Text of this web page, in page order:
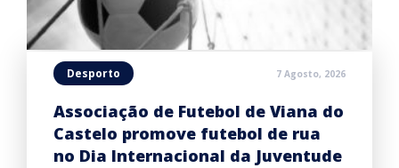
Desporto 7 Agosto, 2026
Associação de Futebol de Viana do
Castelo promove futebol de rua
no Dia Internacional da Juventude